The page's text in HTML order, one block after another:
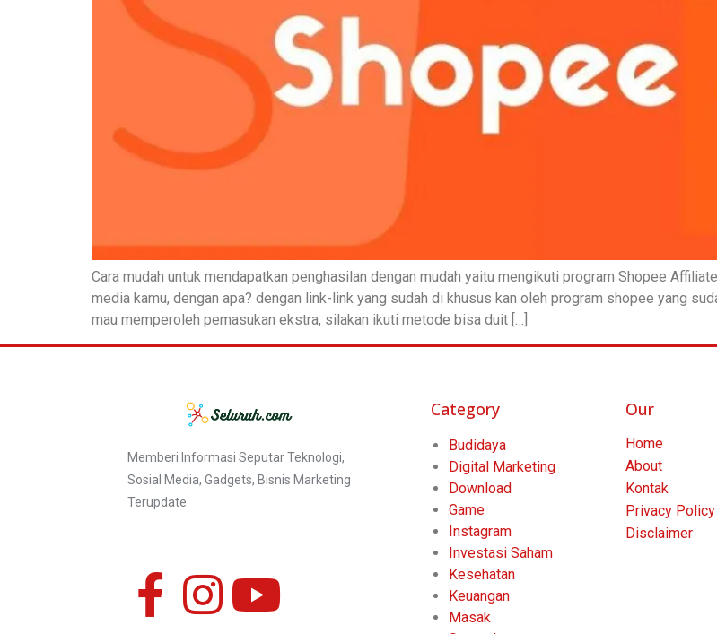
Cara mudah untuk mendapatkan penghasilan dengan mudah yaitu mengikuti program Shopee
media kamu, dengan apa? dengan link-link yang sudah di khusus kan oleh program shopee yang
mau memperoleh pemasukan ekstra, silakan ikuti metode bisa duit […]
Memberi Informasi Seputar Teknologi,
Sosial Media, Gadgets, Bisnis Marketing
Terupdate.
Category
Budidaya
Digital Marketing
Download
Game
Instagram
Investasi Saham
Kesehatan
Keuangan
Masak
Our
Home
About
Kontak
Privacy Policy
Disclaimer